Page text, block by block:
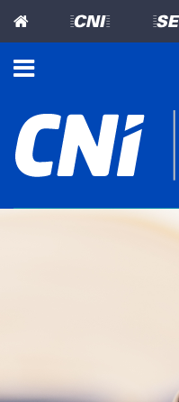
=CNI=